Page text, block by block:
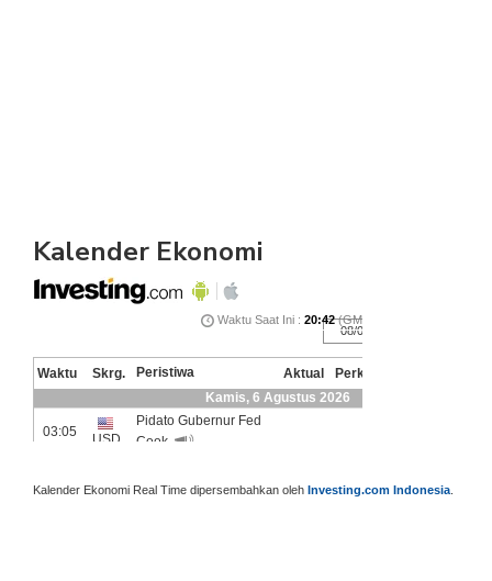
Kalender Ekonomi
Kalender Ekonomi Real Time dipersembahkan oleh Investing.com Indonesia